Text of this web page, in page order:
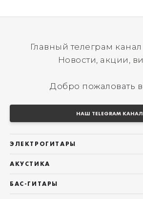
Главный телеграм канал
Новости, акции,
Добро пожаловать
НАШ TELEGRAM КАНАЛ
ЭЛЕКТРОГИТАРЫ
Telecaster
Les Paul
АКУСТИКА
БАС-ГИТАРЫ